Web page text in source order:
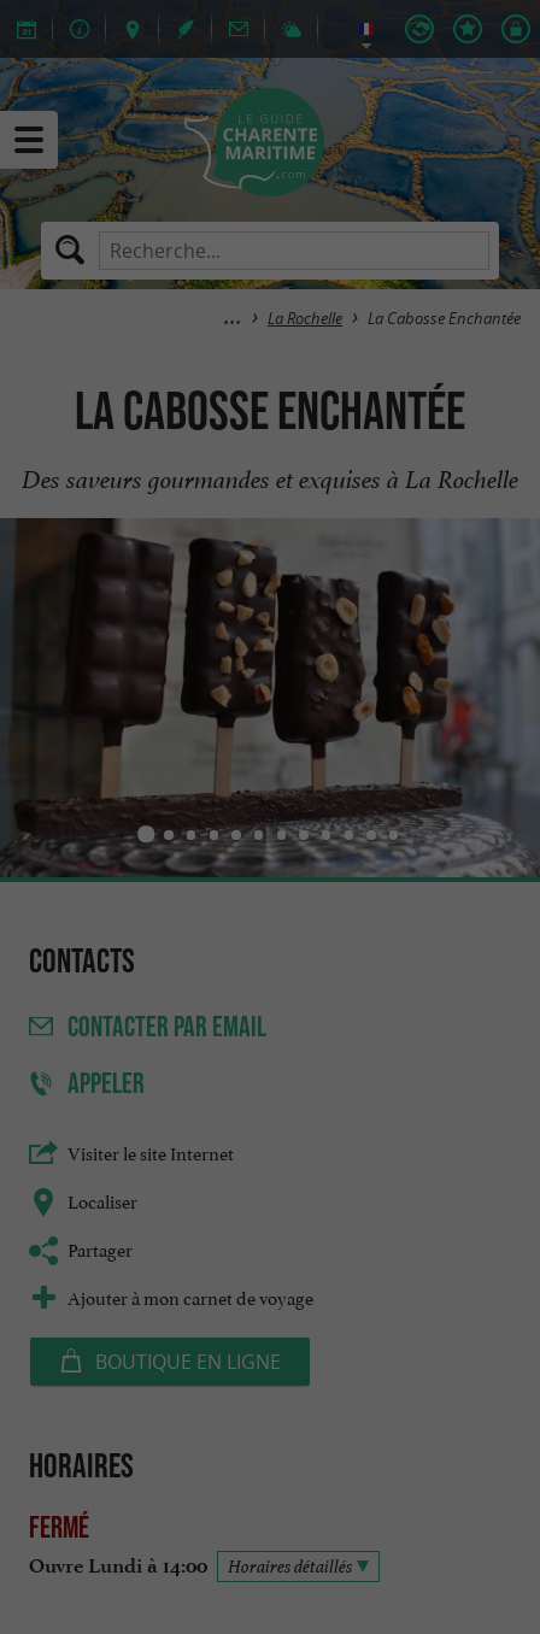
La Rochelle La Cabosse Enchantée
La Cabosse Enchantée
Des saveurs gourmandes et exquises à La Rochelle
Contacts
CONTACTER PAR EMAIL
APPELER
Visiter le site Internet
Localiser
Partager
Ajouter à mon carnet de voyage
BOUTIQUE EN LIGNE
Horaires
Fermé
Ouvre Lundi à 14:00 Horaires détaillés